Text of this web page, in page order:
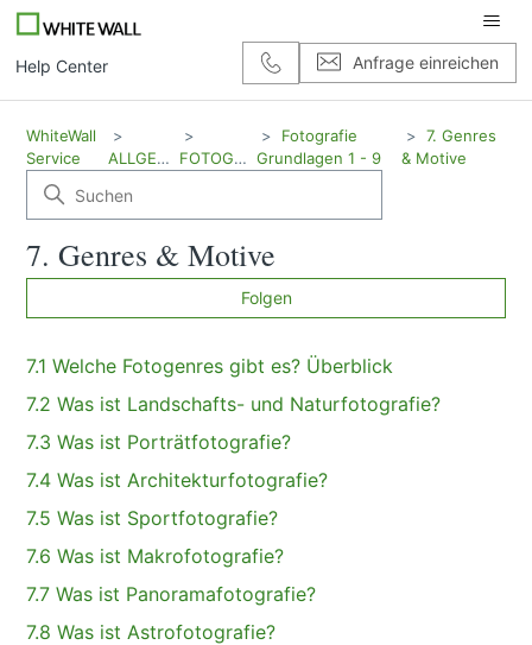
Help Center Anfrage einreichen
WhiteWall
Service
ALLGEMEIN FOTOGRAFIE
Fotografie
Grundlagen 1 - 9
7. Genres
& Motive
7. Genres & Motive
Folgen
7.1 Welche Fotogenres gibt es? Überblick
7.2 Was ist Landschafts- und Naturfotografie?
7.3 Was ist Porträtfotografie?
7.4 Was ist Architekturfotografie?
7.5 Was ist Sportfotografie?
7.6 Was ist Makrofotografie?
7.7 Was ist Panoramafotografie?
7.8 Was ist Astrofotografie?